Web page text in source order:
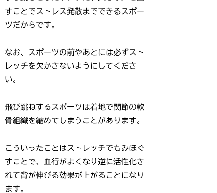
すことでストレス発散までできるスポー
ツだからです。
なお、スポーツの前やあとには必ずスト
レッチを欠かさないようにしてくださ
い。
飛び跳ねするスポーツは着地で関節の軟
骨組織を縮めてしまうことがあります。
こういったことはストレッチでもみほぐ
すことで、血行がよくなり逆に活性化さ
れて背が伸びる効果が上がることになり
ます。